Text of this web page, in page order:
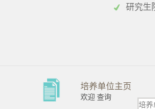
研究生
培养单位主页
欢迎 查询